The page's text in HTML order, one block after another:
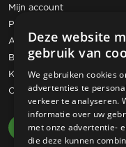
Mijn account
Privacy statement
Algemene voorwaarden
Bestelling retourneren
Klachtenregeling
Contact
Deze website
gebruik van
We gebruiken cookies
advertenties te
verkeer te analyseren.
informatie over uw
met onze advertentie-
die deze kunnen